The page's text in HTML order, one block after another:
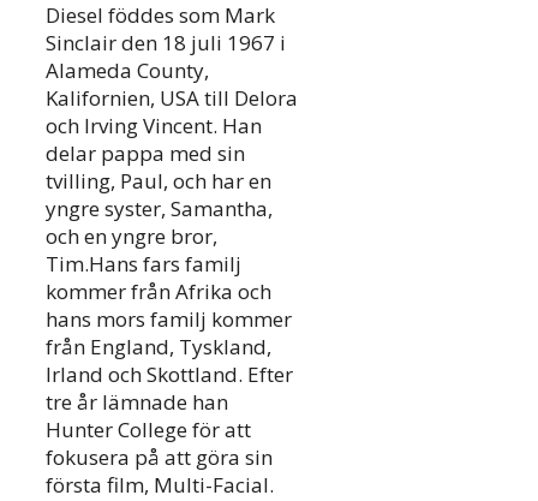
Diesel föddes som Mark
Sinclair den 18 juli 1967 i
Alameda County,
Kalifornien, USA till Delora
och Irving Vincent. Han
delar pappa med sin
tvilling, Paul, och har en
yngre syster, Samantha,
och en yngre bror,
Tim.Hans fars familj
kommer från Afrika och
hans mors familj kommer
från England, Tyskland,
Irland och Skottland. Efter
tre år lämnade han
Hunter College för att
fokusera på att göra sin
första film, Multi-Facial.